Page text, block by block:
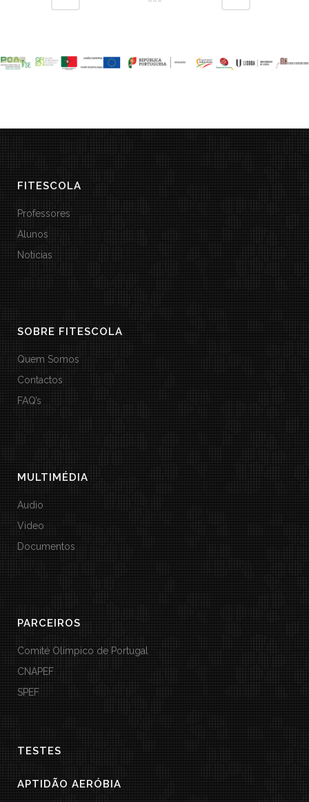
FITESCOLA
Professores
Alunos
Noticias
SOBRE FITESCOLA
Quem Somos
Contactos
FAQ’s
MULTIMÉDIA
Audio
Video
Documentos
PARCEIROS
Comité Olímpico de Portugal
CNAPEF
SPEF
TESTES
APTIDÃO AERÓBIA